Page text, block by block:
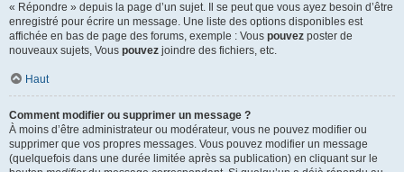
« Répondre » depuis la page d’un sujet. Il se peut que vous ayez besoin d’être
enregistré pour écrire un message. Une liste des options disponibles est
affichée en bas de page des forums, exemple : Vous pouvez poster de
nouveaux sujets, Vous pouvez joindre des fichiers, etc.
Haut
Comment modifier ou supprimer un message ?
À moins d’être administrateur ou modérateur, vous ne pouvez modifier ou
supprimer que vos propres messages. Vous pouvez modifier un message
(quelquefois dans une durée limitée après sa publication) en cliquant sur le